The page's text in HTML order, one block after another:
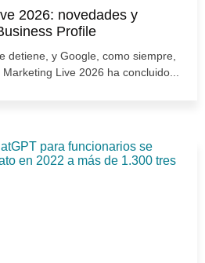
2026: novedades y
Profile
detiene, y Google, como siempre,
Live 2026 ha concluido...